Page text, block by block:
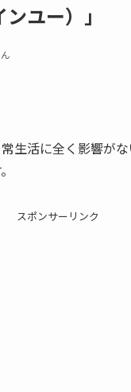
ユー）」
生活に全く影響が
スポンサーリンク